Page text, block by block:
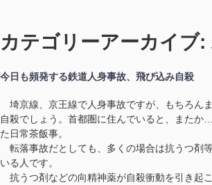
カテゴリーアーカイブ:
今日も頻発する鉄道人身事故、飛び込み自殺
埼京線、京王線で人身事故ですが、もちろん
自殺でしょう。首都圏に住んでいると、またか
た日常茶飯事。
転落事故だとしても、多くの場合は抗うつ剤
いる人です。
抗うつ剤などの向精神薬が自殺衝動を引き起